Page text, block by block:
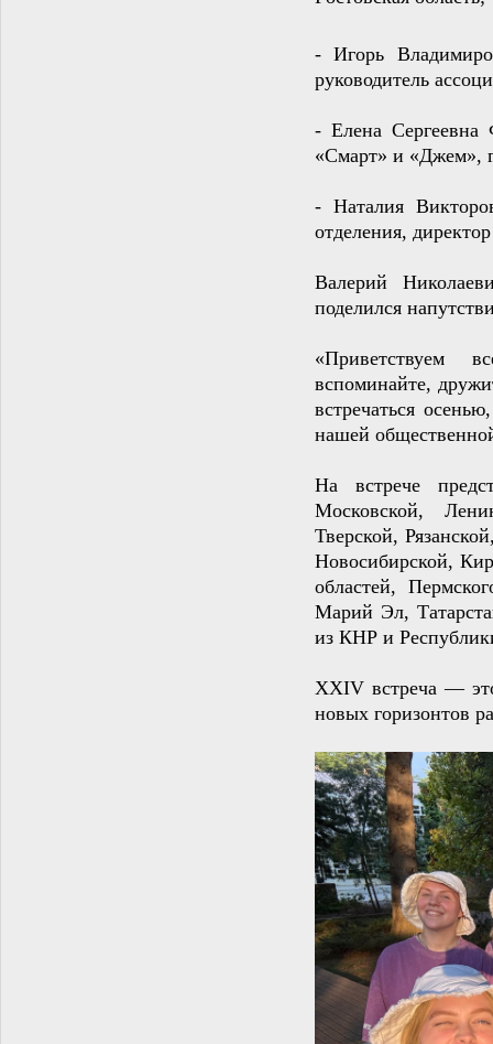
- Игорь
руководитель
- Елена Сергеевна
«Смарт» и «Джем»,
- Наталия
отделения,
Валерий
поделился
«Приветствуем
вспоминайте,
встречаться
нашей
На встрече
Московской,
Тверской,
Новосибирской,
областей,
Марий Эл,
из КНР и
XXIV встреча —
новых горизонтов